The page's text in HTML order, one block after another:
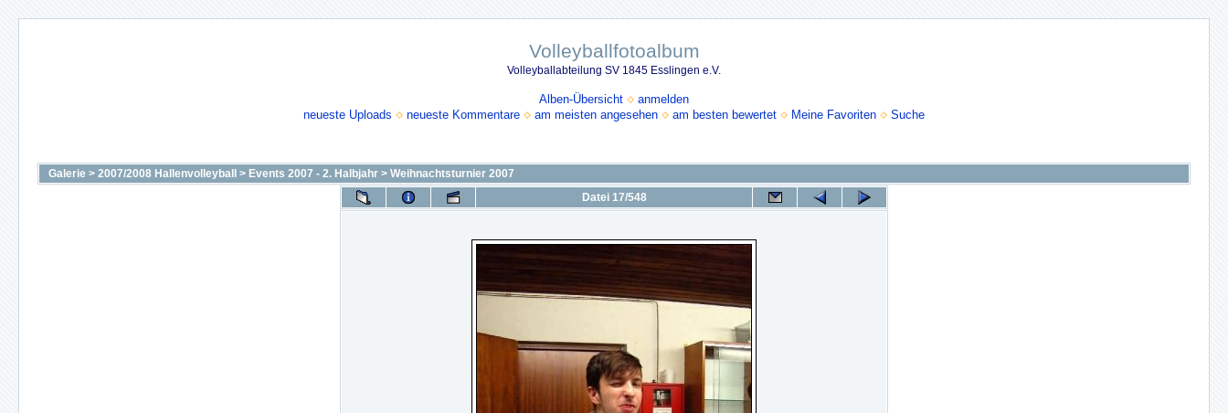
Volleyballfotoalbum
Volleyballabteilung SV 1845 Esslingen e.V.
Alben-Übersicht
anmelden
neueste Uploads
neueste Kommentare am meisten angesehen am besten bewertet Meine Favoriten Suche
Galerie > 2007/2008 Hallenvolleyball > Events 2007 - 2. Halbjahr > Weihnachtsturnier 2007
Datei 17/548